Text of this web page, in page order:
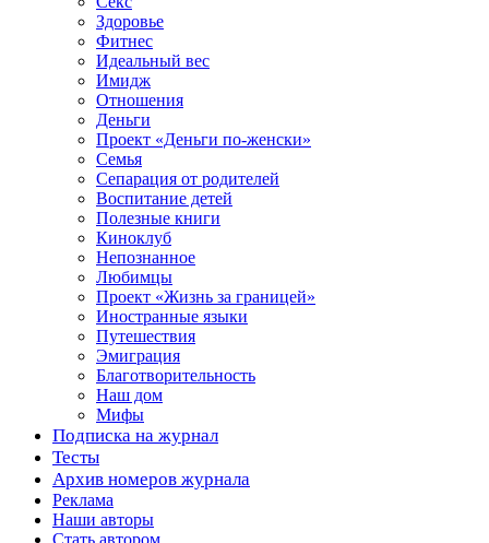
Здоровье
Фитнес
Идеальный вес
Имидж
Отношения
Деньги
Проект «Деньги по-женски»
Семья
Сепарация от родителей
Воспитание детей
Полезные книги
Киноклуб
Непознанное
Любимцы
Проект «Жизнь за границей»
Иностранные языки
Путешествия
Эмиграция
Благотворительность
Наш дом
Мифы
Подписка на журнал
Тесты
Архив номеров журнала
Реклама
Наши авторы
Стать автором